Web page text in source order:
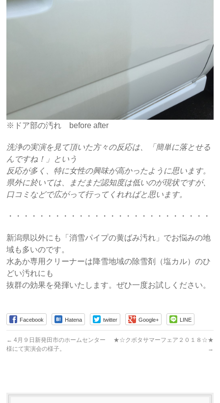
※ドア部の汚れ before after
洗浄の実演を見て頂いた方々の反応は、「簡単に落とせる
んですね！」という
反応が多く、特に女性の興味が高かったように思います。
県外に於いては、まだまだ認知度は低いのが現状ですが、
口コミなどで広がって行ってくれればと思います。
・・・・・・・・・・・・・・・・・・・・・・・・・・・
新潟県以外にも「消雪パイプの黄ばみ汚れ」でお悩みの地
域も多いのです。
水あか専用クリーナーは降雪地域の除雪剤（塩カル）のひ
どい汚れにも
抜群の効果を発揮いたします。ぜひ一度お試しください。
Facebook Hatena twitter Google+ LINE
← 4月９日新発田市のホームセンター
様にて実演会の様子。
★☆クボタサマーフェア２０１８☆★
→